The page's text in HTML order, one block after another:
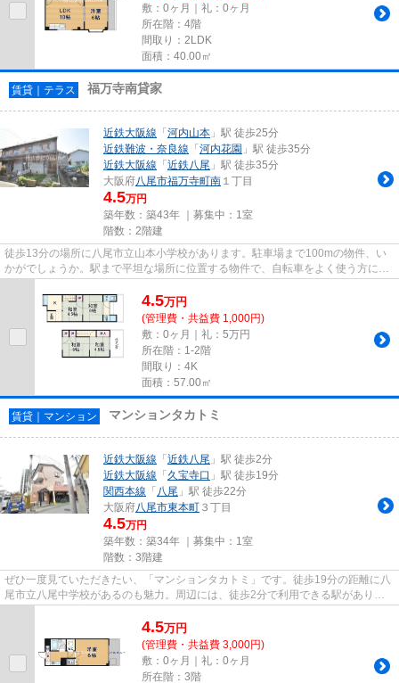
敷：0ヶ月｜礼：0ヶ月
所在階：4階
間取り：2LDK
面積：40.00㎡
賃貸｜テラス 福万寺南貸家
近鉄大阪線 「河内山本 」駅 徒歩25分
近鉄難波・奈良線 「河内花園 」駅 徒歩35分
近鉄大阪線 「近鉄八尾 」駅 徒歩35分
大阪府八尾市福万寺町南 １丁目
4.5万円
築年数：築43年 ｜募集中： 1室
階数：2階建
徒歩13分の場所に八尾市立山本小学校があります。駐車場まで100mの物件、い
かがでしょうか。駅まで平坦な場所に位置する物件で、自転車をよく使う方にも
嬉しい立地です。夏場の電気代...
4.5万円
(管理費・共益費 1,000円)
敷：0ヶ月｜礼：5万円
所在階：1-2階
間取り：4K
面積：57.00㎡
賃貸｜マンション マンションタカトミ
近鉄大阪線 「近鉄八尾 」駅 徒歩2分
近鉄大阪線 「久宝寺口 」駅 徒歩19分
関西本線 「 八尾 」駅 徒歩22分
大阪府八尾市東本町 ３丁目
4.5万円
築年数：築34年 ｜募集中： 1室
階数：3階建
ぜひ一度見ていただきたい、「マンションタカトミ」です。徒歩19分の距離に八
尾市立八尾中学校があるのも魅力。周辺には、徒歩2分で利用できる駅がありま
す。物件は通風良好な空間です...
4.5万円
(管理費・共益費 3,000円)
敷：0ヶ月｜礼：0ヶ月
所在階：3階